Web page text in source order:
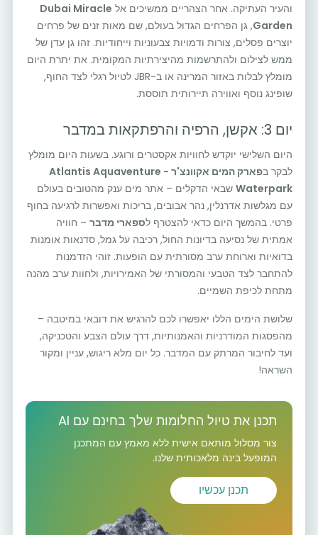
והעיר העתיקה. אחר הצהריים ממשיכים אל Dubai Miracle
Garden, גן הפרחים הגדול בעולם, שם מאות זנים של פרחים
יוצרים פסלים, צורות ודמויות צבעוניות וייחודיות. זהו גן עדן של
ממש לצילום ולהתרשמות מהיצירתיות המקומית. את יתרת היום
מומלץ לבלות באזור המרינה או ב-JBR לטיול רגלי לצד החוף,
שופינג נוסף ואווירה תיירותית תוססת.
יום 3: אקשן, הרפיה והרפתקאות במדבר
היום השלישי יוקדש לחוויות אקסטרים ורוגע. בשעות היום מומלץ
לבקר ב
פארק המים אקוונצ'ר - Atlantis Aquaventure
Waterparkשבאי הדקלים – אתר מים ענק מהטובים בעולם
עם מגלשות אדרנלין, נהר אבובים, בריכות ואפשרות לרגיעה בחוף
פרטי. בהמשך היום כדאי להצטרף לספארי מדבר– חוויה
אמתית של נסיעה בדיונות החול, רכיבה על גמל, סדנאות אומנות
בדואיות וארוחת ערב מסורתית עם הופעות. זוהי הזדמנות
להתחבר לצד הטבעי והמסורתי של האמירויות, ולחוות ערב מהנה
מתחת לכיפת השמיים.
שלושת הימים הללו יאפשרו לכם להרגיש את דובאי במיטבה –
מהפסגות המודרניות והאמנותיות, דרך עולם הצבע והטכניקה,
ועד לחיבור המרתק עם המדבר. כל יום מלא ריגוש, עניין ומקור
השראה!
תכנן את טיול החלומות שלך בחינם עם AI
צור מסלול מותאם אישית ללא מאמץ עם המתכנן
המופעל בינה מלאכותית שלנו.
תכנן עכשיו